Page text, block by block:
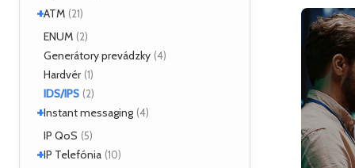
Linux
+ATM (21)
ATM Linux
+Hardvér (6)
ENUM (2)
Generátory prevádzky (4)
Hardvér (1)
IDS/IPS (2)
+Instant messaging (4)
SIMPLE
XMPP (2)
IP QoS (5)
+IP Telefónia (10)